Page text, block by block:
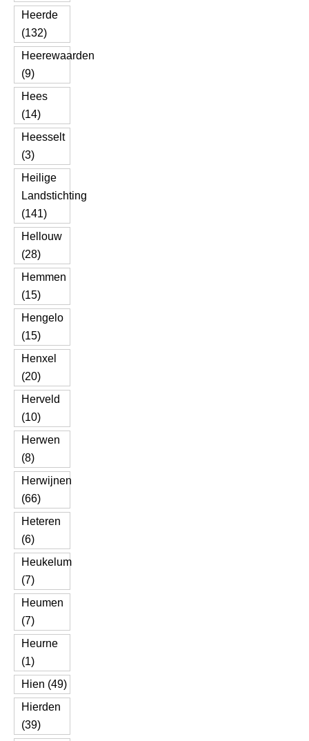
Heerde
(132)
Heerewaarden
(9)
Hees
(14)
Heesselt
(3)
Heilige
Landstichting
(141)
Hellouw
(28)
Hemmen
(15)
Hengelo
(15)
Henxel
(20)
Herveld
(10)
Herwen
(8)
Herwijnen
(66)
Heteren
(6)
Heukelum
(7)
Heumen
(7)
Heurne
(1)
Hien (49)
Hierden
(39)